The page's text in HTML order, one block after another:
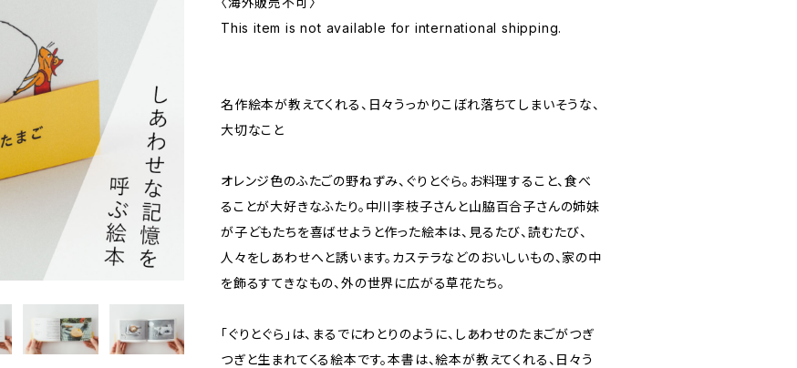
This item is not available for international shipping.
名作絵本が教えてくれる、日々うっかりこぼれ落ちてしまいそうな、
大切なこと
オレンジ色のふたごの野ねずみ、ぐりとぐら。お料理すること、食べ
ることが大好きなふたり。中川李枝子さんと山脇百合子さんの姉妹
が子どもたちを喜ばせようと作った絵本は、見るたび、読むたび、
人々をしあわせへと誘います。カステラなどのおいしいもの、家の中
を飾るすてきなもの、外の世界に広がる草花たち。
「ぐりとぐら」は、まるでにわとりのように、しあわせのたまごがつぎ
つぎと生まれてくる絵本です。本書は、絵本が教えてくれる、日々う